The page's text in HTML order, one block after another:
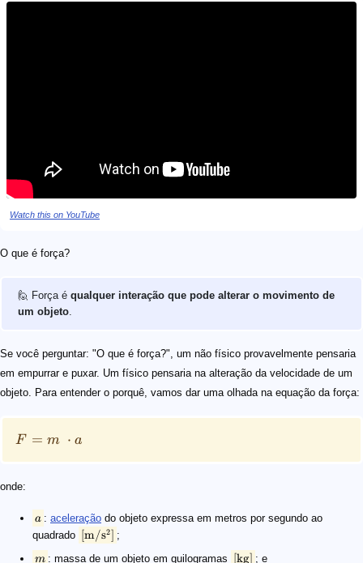
Watch this on YouTube
O que é força?
🙋 Força é qualquer interação que pode alterar o movimento de
um objeto.
Se você perguntar: "O que é força?", um não físico provavelmente pensaria
em empurrar e puxar. Um físico pensaria na alteração da velocidade de um
objeto. Para entender o porquê, vamos dar uma olhada na equação da força:
F = m ⋅ a
onde:
a : aceleração do objeto expressa em metros por segundo ao
quadrado [m/s2] ;
m : massa de um objeto em quilogramas [kg] ; e